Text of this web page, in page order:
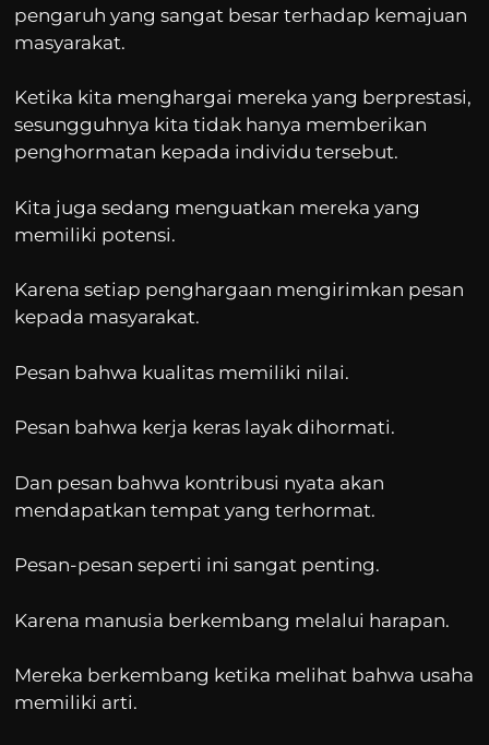
pengaruh yang sangat besar terhadap kemajuan
masyarakat.
Ketika kita menghargai mereka yang berprestasi,
sesungguhnya kita tidak hanya memberikan
penghormatan kepada individu tersebut.
Kita juga sedang menguatkan mereka yang
memiliki potensi.
Karena setiap penghargaan mengirimkan pesan
kepada masyarakat.
Pesan bahwa kualitas memiliki nilai.
Pesan bahwa kerja keras layak dihormati.
Dan pesan bahwa kontribusi nyata akan
mendapatkan tempat yang terhormat.
Pesan-pesan seperti ini sangat penting.
Karena manusia berkembang melalui harapan.
Mereka berkembang ketika melihat bahwa usaha
memiliki arti.